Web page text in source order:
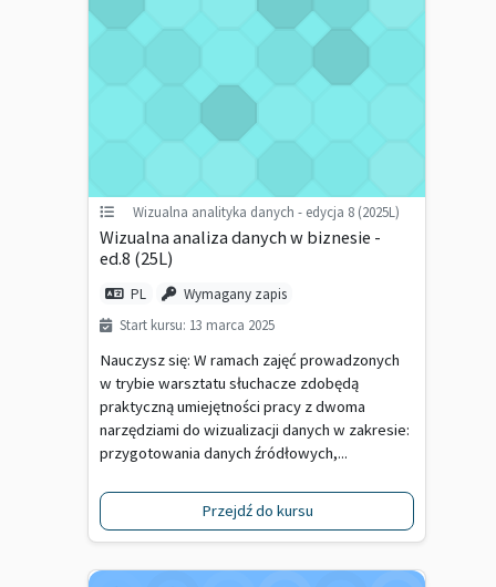
Wizualna analityka danych - edycja 8 (2025L)
Wizualna analiza danych w biznesie -
ed.8 (25L)
PL Wymagany zapis
Start kursu: 13 marca 2025
Nauczysz się: W ramach zajęć prowadzonych
w trybie warsztatu słuchacze zdobędą
praktyczną umiejętności pracy z dwoma
narzędziami do wizualizacji danych w zakresie:
przygotowania danych źródłowych,...
Przejdź do kursu